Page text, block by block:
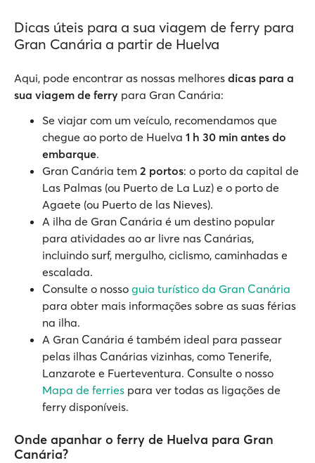
Dicas úteis para a sua viagem de ferry para
Gran Canária a partir de Huelva
Aqui, pode encontrar as nossas melhores dicas para a
sua viagem de ferry para Gran Canária:
Se viajar com um veículo, recomendamos que
chegue ao porto de Huelva 1 h 30 min antes do
embarque.
Gran Canária tem 2 portos: o porto da capital de
Las Palmas (ou Puerto de La Luz) e o porto de
Agaete (ou Puerto de las Nieves).
A ilha de Gran Canária é um destino popular
para atividades ao ar livre nas Canárias,
incluindo surf, mergulho, ciclismo, caminhadas e
escalada.
Consulte o nosso guia turístico da Gran Canária
para obter mais informações sobre as suas férias
na ilha.
A Gran Canária é também ideal para passear
pelas ilhas Canárias vizinhas, como Tenerife,
Lanzarote e Fuerteventura. Consulte o nosso
Mapa de ferries para ver todas as ligações de
ferry disponíveis.
Onde apanhar o ferry de Huelva para Gran
Canária?